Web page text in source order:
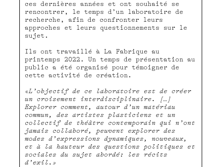
ces dernières années et ont souhaité se
rencontrer, le temps d’un laboratoire de
recherche, afin de confronter leurs
approches et leurs questionnements sur le
sujet.
Ils ont travaillé à La Fabrique au
printemps 2022. Un temps de présentation au
public a été organisé pour témoigner de
cette activité de création.
«L’objectif de ce laboratoire est de créer
un croisement interdisciplinaire. […]
Explorer comment, autour d’un matériau
commun, des artistes plasticiens et un
collectif de théâtre contemporain qui n’ont
jamais collaboré, peuvent explorer des
modes d’expressions dynamiques, nouveaux,
et à la hauteur des questions politiques et
sociales du sujet abordé: les récits
d’exil.»